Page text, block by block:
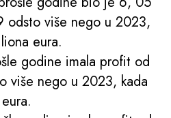
odsto više nego u 2023,
eura.
godine imala profit od
više nego u 2023, kada